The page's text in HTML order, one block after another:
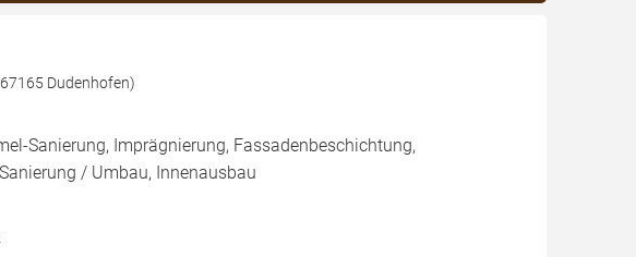
Dudenhofen)
Sanierung, Imprägnierung, Fassadenbeschichtung,
/ Umbau, Innenausbau